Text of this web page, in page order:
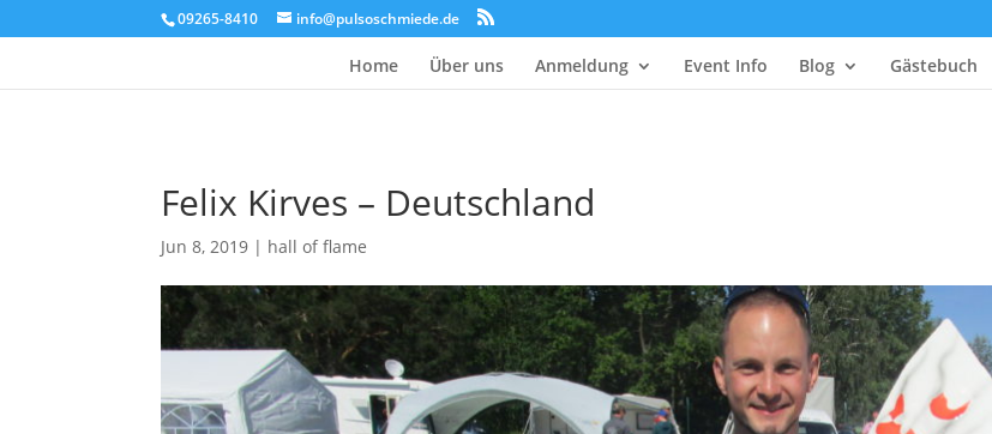
09265-8410 info@pulsoschmiede.de
Home Über uns Anmeldung Event Info Blog Gästebuch
Felix Kirves – Deutschland
Jun 8, 2019 | hall of flame